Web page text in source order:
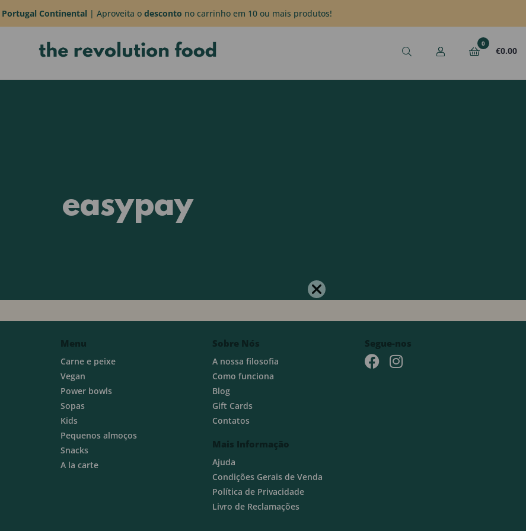
Portugal Continental | Aproveita o desconto no carrinho em 10 ou mais produtos!
0
€0.00
easypay
Menu
Carne e peixe
Vegan
Power bowls
Sopas
Kids
Pequenos almoços
Snacks
A la carte
Sobre Nós
A nossa filosofia
Como funciona
Blog
Gift Cards
Contatos
Mais Informação
Ajuda
Condições Gerais de Venda
Política de Privacidade
Livro de Reclamações
Segue-nos